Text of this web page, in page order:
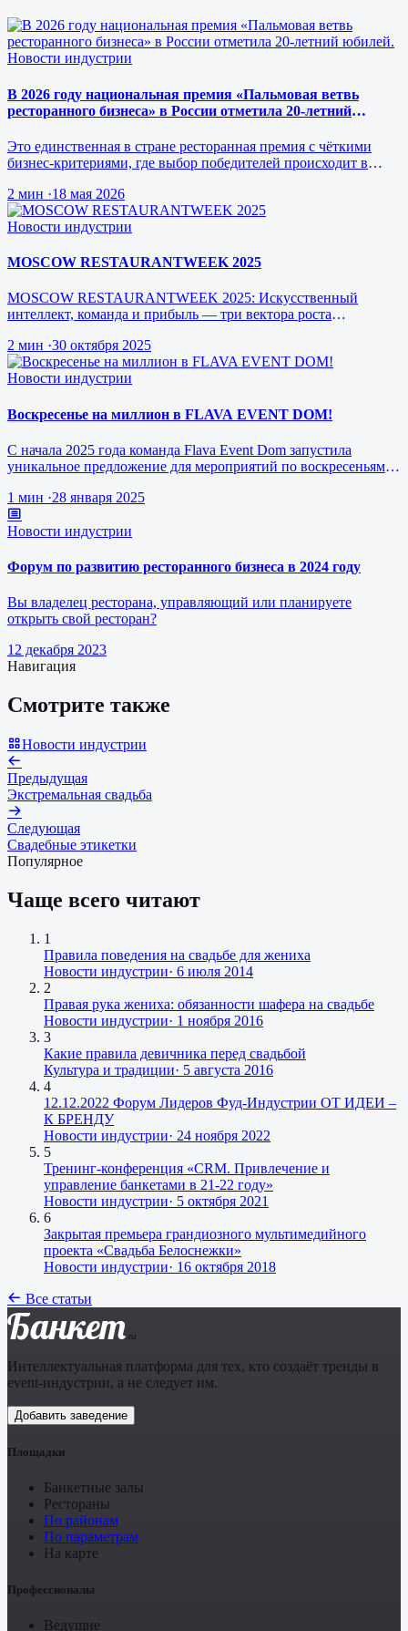
Новости индустрии
В 2026 году национальная премия «Пальмовая ветвь
ресторанного бизнеса» в России отметила 20-летний
Это единственная в стране ресторанная премия с чёткими
бизнес-критериями, где выбор победителей происходит в
2 мин ·18 мая 2026
Новости индустрии
MOSCOW RESTAURANTWEEK 2025
MOSCOW RESTAURANTWEEK 2025: Искусственный
интеллект, команда и прибыль — три вектора роста
2 мин ·30 октября 2025
Новости индустрии
Воскресенье на миллион в FLAVA EVENT DOM!
С начала 2025 года команда Flava Event Dom запустила
уникальное предложение для мероприятий по воскресеньям за
1 мин ·28 января 2025
Новости индустрии
Форум по развитию ресторанного бизнеса в 2024 году
Вы владелец ресторана, управляющий или планируете
открыть свой ресторан?
12 декабря 2023
Навигация
Смотрите также
Новости индустрии
Предыдущая
Экстремальная свадьба
Следующая
Свадебные этикетки
Популярное
Чаще всего читают
1
Правила поведения на свадьбе для жениха
Новости индустрии· 6 июля 2014
2
Правая рука жениха: обязанности шафера на свадьбе
Новости индустрии· 1 ноября 2016
3
Какие правила девичника перед свадьбой
Культура и традиции· 5 августа 2016
4
12.12.2022 Форум Лидеров Фуд-Индустрии ОТ ИДЕИ –
К БРЕНДУ
Новости индустрии· 24 ноября 2022
5
Тренинг-конференция «CRM. Привлечение и
управление банкетами в 21-22 году»
Новости индустрии· 5 октября 2021
6
Закрытая премьера грандиозного мультимедийного
проекта «Свадьба Белоснежки»
Новости индустрии· 16 октября 2018
Все статьи
Банкет .ru
Интеллектуальная платформа для тех, кто создаёт тренды в
event-индустрии, а не следует им.
Добавить заведение
Площадки
Банкетные залы
Рестораны
По районам
По параметрам
На карте
Профессионалы
Ведущие